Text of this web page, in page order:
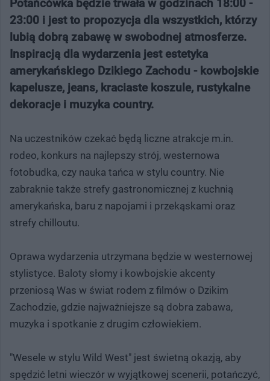
Potańcówka będzie trwała w godzinach 18:00 -
23:00 i jest to propozycja dla wszystkich, którzy
lubią dobrą zabawę w swobodnej atmosferze.
Inspiracją dla wydarzenia jest estetyka
amerykańskiego Dzikiego Zachodu - kowbojskie
kapelusze, jeans, kraciaste koszule, rustykalne
dekoracje i muzyka country.
Na uczestników czekać będą liczne atrakcje m.in.
rodeo, konkurs na najlepszy strój, westernowa
fotobudka, czy nauka tańca w stylu country. Nie
zabraknie także strefy gastronomicznej z kuchnią
amerykańska, baru z napojami i przekąskami oraz
strefy chilloutu.
Oprawa wydarzenia utrzymana będzie w westernowej
stylistyce. Baloty słomy i kowbojskie akcenty
przeniosą Was w świat rodem z filmów o Dzikim
Zachodzie, gdzie najważniejsze są dobra zabawa,
muzyka i spotkanie z drugim człowiekiem.
"Wesele w stylu Wild West" jest świetną okazją, aby
spędzić letni wieczór w wyjątkowej scenerii, potańczyć,